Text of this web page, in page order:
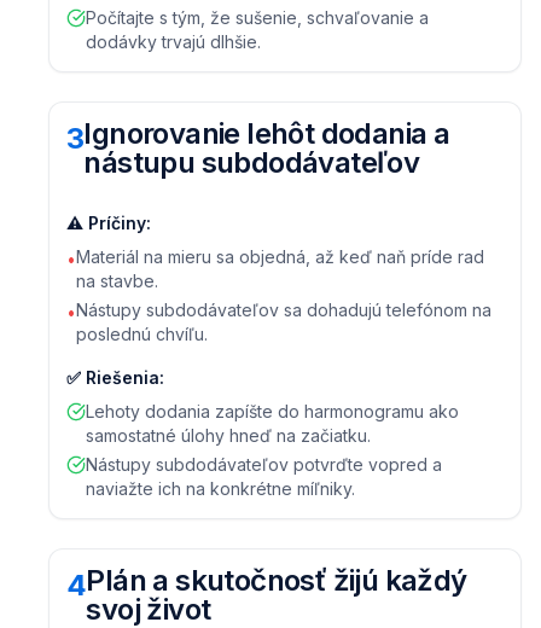
Počítajte s tým, že sušenie, schvaľovanie a
dodávky trvajú dlhšie.
3Ignorovanie lehôt dodania a
nástupu subdodávateľov
⚠️ Príčiny:
•Materiál na mieru sa objedná, až keď naň príde rad
na stavbe.
•Nástupy subdodávateľov sa dohadujú telefónom na
poslednú chvíľu.
✅ Riešenia:
Lehoty dodania zapíšte do harmonogramu ako
samostatné úlohy hneď na začiatku.
Nástupy subdodávateľov potvrďte vopred a
naviažte ich na konkrétne míľniky.
4Plán a skutočnosť žijú každý
svoj život